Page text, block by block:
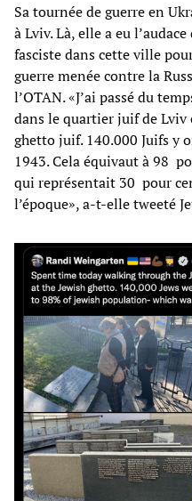
Sa tournée de guerre en
à Lviv. Là, elle a eu
fasciste dans cette ville
guerre menée contre la
l’OTAN. «J’ai passé du
dans le quartier juif de
ghetto juif. 140.000 Juifs y
1943. Cela équivaut à 98
qui représentait 30 pour
l’époque», a-t-elle tweeté